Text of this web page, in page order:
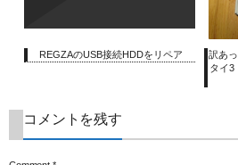
REGZAのUSB接続HDDをリペア
訳あ
タイ3
コメントを残す